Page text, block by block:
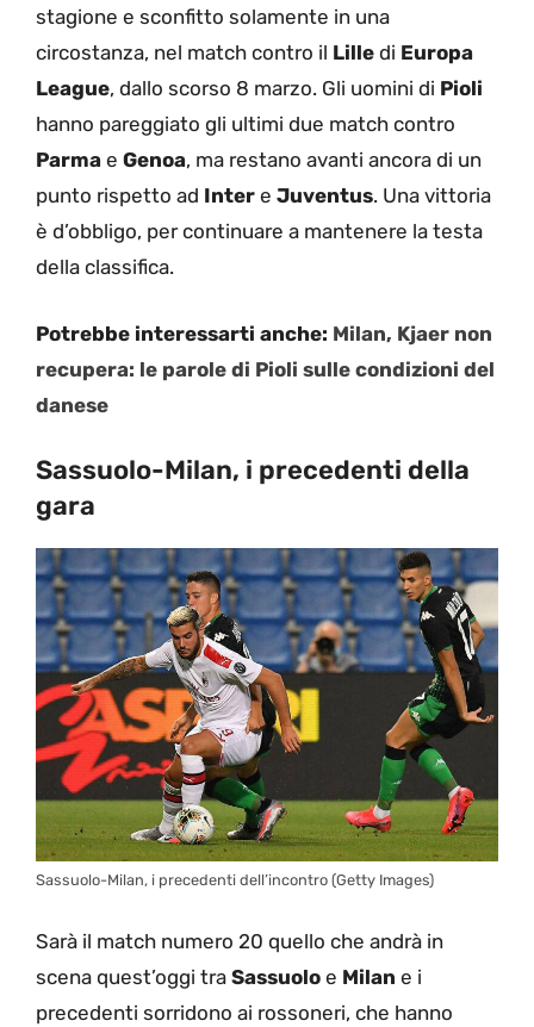
stagione e sconfitto solamente in una
circostanza, nel match contro il Lille di Europa
League, dallo scorso 8 marzo. Gli uomini di Pioli
hanno pareggiato gli ultimi due match contro
Parma e Genoa, ma restano avanti ancora di un
punto rispetto ad Inter e Juventus. Una vittoria
è d’obbligo, per continuare a mantenere la testa
della classifica.
Potrebbe interessarti anche: Milan, Kjaer non
recupera: le parole di Pioli sulle condizioni del
danese
Sassuolo-Milan, i precedenti della
gara
Sassuolo-Milan, i precedenti dell’incontro (Getty Images)
Sarà il match numero 20 quello che andrà in
scena quest’oggi tra Sassuolo e Milan e i
precedenti sorridono ai rossoneri, che hanno